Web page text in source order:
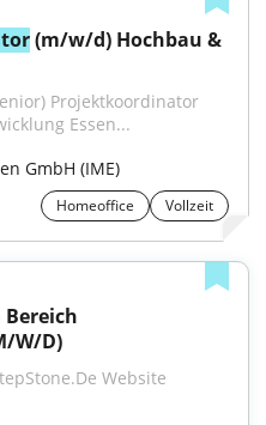
(m/w/d) Hochbau &
Projektkoordinator
Essen...
GmbH (IME)
Homeoffice Vollzeit
Bereich
W/D)
Website